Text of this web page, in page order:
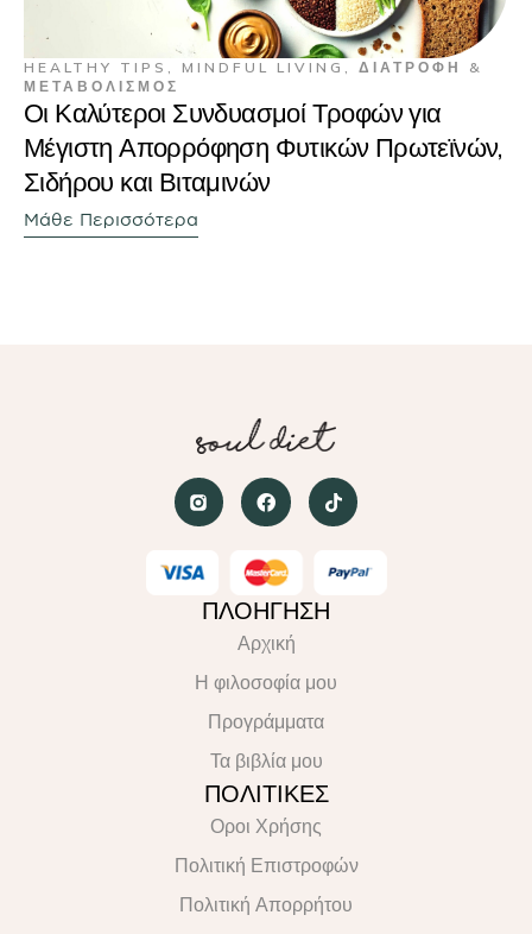
HEALTHY TIPS , MINDFUL LIVING , ΔΙΑΤΡΟΦΉ &
ΜΕΤΑΒΟΛΙΣΜΌΣ
Οι Καλύτεροι Συνδυασμοί Τροφών για
Μέγιστη Απορρόφηση Φυτικών Πρωτεϊνών,
Σιδήρου και Βιταμινών
Μάθε Περισσότερα
ΠΛΟΗΓΗΣΗ
Αρχική
Η φιλοσοφία μου
Προγράμματα
Τα βιβλία μου
ΠΟΛΙΤΙΚΕΣ
Οροι Χρήσης
Πολιτική Επιστροφών
Πολιτική Απορρήτου